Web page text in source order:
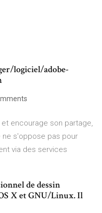
logiciel/adobe-
encourage son partage,
ne s'oppose pas pour
via des services
de dessin
X et GNU/Linux. Il